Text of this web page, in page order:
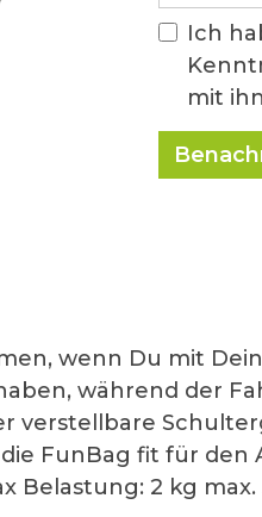
Ich
mit
wenn Du mit
während der
verstellbare
FunBag fit für den
Belastung: 2 kg